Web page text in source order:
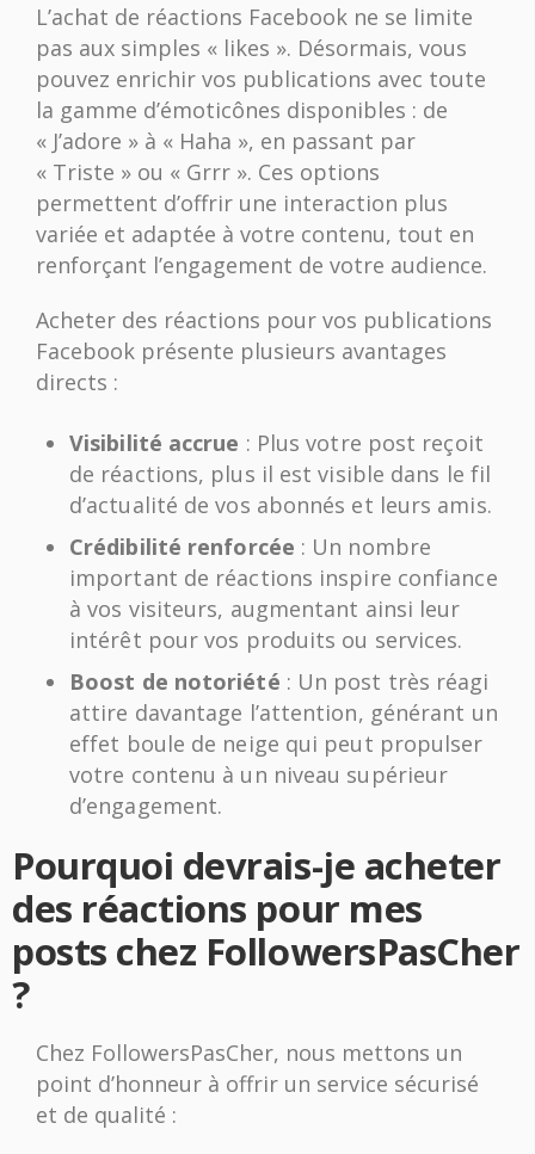
L’achat de réactions Facebook ne se limite
pas aux simples « likes ». Désormais, vous
pouvez enrichir vos publications avec toute
la gamme d’émoticônes disponibles : de
« J’adore » à « Haha », en passant par
« Triste » ou « Grrr ». Ces options
permettent d’offrir une interaction plus
variée et adaptée à votre contenu, tout en
renforçant l’engagement de votre audience.
Acheter des réactions pour vos publications
Facebook présente plusieurs avantages
directs :
Visibilité accrue : Plus votre post reçoit
de réactions, plus il est visible dans le fil
d’actualité de vos abonnés et leurs amis.
Crédibilité renforcée : Un nombre
important de réactions inspire confiance
à vos visiteurs, augmentant ainsi leur
intérêt pour vos produits ou services.
Boost de notoriété : Un post très réagi
attire davantage l’attention, générant un
effet boule de neige qui peut propulser
votre contenu à un niveau supérieur
d’engagement.
Pourquoi devrais-je acheter
des réactions pour mes
posts chez FollowersPasCher
?
Chez FollowersPasCher, nous mettons un
point d’honneur à offrir un service sécurisé
et de qualité :